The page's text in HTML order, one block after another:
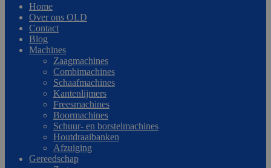
Home
Over ons OLD
Contact
Blog
Machines
Zaagmachines
Combimachines
Schaafmachines
Kantenlijmers
Freesmachines
Boormachines
Schuur- en borstelmachines
Houtdraaibanken
Afzuiging
Gereedschap